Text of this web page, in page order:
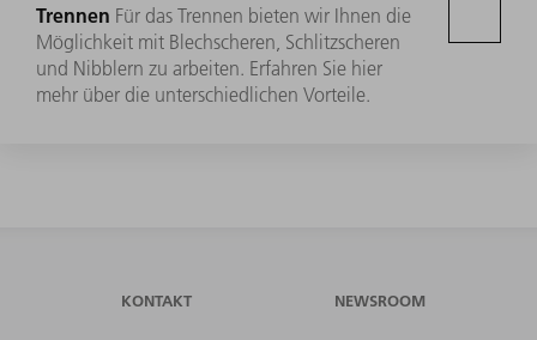
Trennen Für das Trennen bieten wir Ihnen die
Möglichkeit mit Blechscheren, Schlitzscheren
und Nibblern zu arbeiten. Erfahren Sie hier
mehr über die unterschiedlichen Vorteile.
KONTAKT NEWSROOM